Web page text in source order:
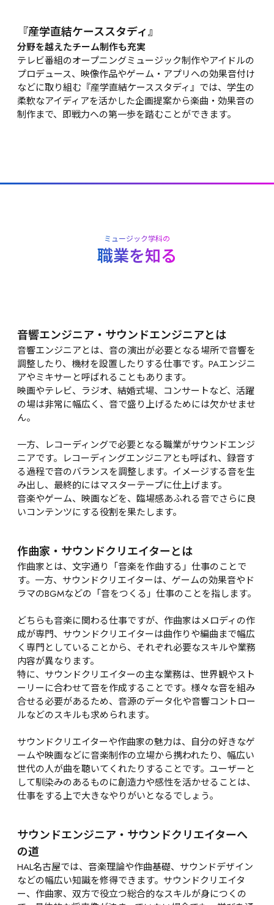
『産学直結ケーススタディ』
分野を越えたチーム制作も充実
テレビ番組のオープニングミュージック制作やアイドルの
プロデュース、映像作品やゲーム・アプリへの効果音付け
などに取り組む『産学直結ケーススタディ』では、学生の
柔軟なアイディアを活かした企画提案から楽曲・効果音の
制作まで、即戦力への第一歩を踏むことができます。
ミュージック学科の
職業を知る
音響エンジニア・サウンドエンジニアとは
音響エンジニアとは、音の演出が必要となる場所で音響を
調整したり、機材を設置したりする仕事です。PAエンジニ
アやミキサーと呼ばれることもあります。
映画やテレビ、ラジオ、結婚式場、コンサートなど、活躍
の場は非常に幅広く、音で盛り上げるためには欠かせませ
ん。
一方、レコーディングで必要となる職業がサウンドエンジ
ニアです。レコーディングエンジニアとも呼ばれ、録音す
る過程で音のバランスを調整します。イメージする音を生
み出し、最終的にはマスターテープに仕上げます。
音楽やゲーム、映画などを、臨場感あふれる音でさらに良
いコンテンツにする役割を果たします。
作曲家・サウンドクリエイターとは
作曲家とは、文字通り「音楽を作曲する」仕事のことで
す。一方、サウンドクリエイターは、ゲームの効果音やド
ラマのBGMなどの「音をつくる」仕事のことを指します。
どちらも音楽に関わる仕事ですが、作曲家はメロディの作
成が専門、サウンドクリエイターは曲作りや編曲まで幅広
く専門としていることから、それぞれ必要なスキルや業務
内容が異なります。
特に、サウンドクリエイターの主な業務は、世界観やスト
ーリーに合わせて音を作成することです。様々な音を組み
合せる必要があるため、音源のデータ化や音響コントロー
ルなどのスキルも求められます。
サウンドクリエイターや作曲家の魅力は、自分の好きなゲ
ームや映画などに音楽制作の立場から携われたり、幅広い
世代の人が曲を聴いてくれたりすることです。ユーザーと
して馴染みのあるものに創造力や感性を活かせることは、
仕事をする上で大きなやりがいとなるでしょう。
サウンドエンジニア・サウンドクリエイターへ
の道
HAL名古屋では、音楽理論や作曲基礎、サウンドデザイン
などの幅広い知識を修得できます。サウンドクリエイタ
ー、作曲家、双方で役立つ総合的なスキルが身につくの